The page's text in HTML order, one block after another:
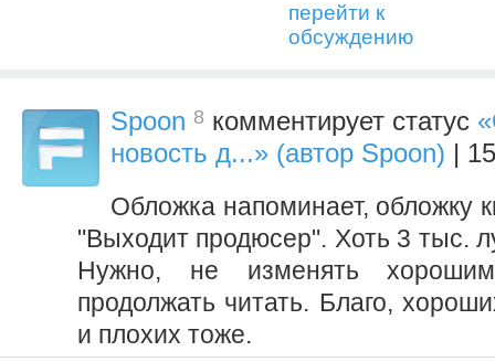
перейти к
обсуждению
Spoon 8 комментирует статус
новость д...» (автор Spoon) |
Обложка напоминает, обложку
"Выходит продюсер". Хоть 3 тыс.
Нужно, не изменять
продолжать читать. Благо,
и плохих тоже.